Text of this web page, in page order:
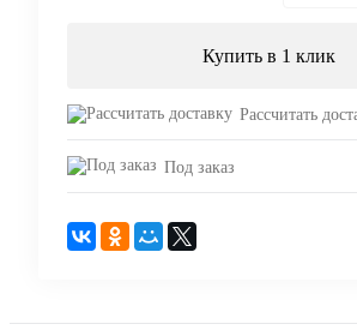
Купить в 1 клик
Рассчитать
Под заказ